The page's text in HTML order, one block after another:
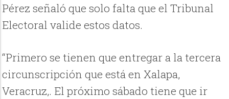
Pérez señaló que solo falta que el Tribunal
Electoral valide estos datos.
“Primero se tienen que entregar a la tercera
circunscripción que está en Xalapa,
Veracruz,. El próximo sábado tiene que ir